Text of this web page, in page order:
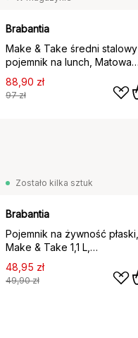
Brabantia
Make & Take średni stalowy
pojemnik na lunch, Matowa
stal nierdzewna
88,90 zł
97 zł
Zostało kilka sztuk
Brabantia
Pojemnik na żywność płaski,
Make & Take 1,1 L,
Ciemnoszary
48,95 zł
49,90 zł